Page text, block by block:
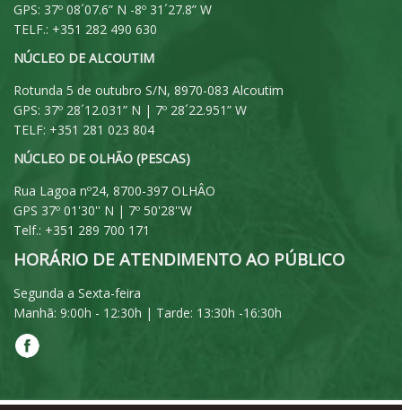
GPS: 37º 08´07.6” N -8º 31´27.8” W
TELF.: +351 282 490 630
NÚCLEO DE ALCOUTIM
Rotunda 5 de outubro S/N, 8970-083 Alcoutim
GPS: 37º 28´12.031” N | 7º 28´22.951” W
TELF: +351 281 023 804
NÚCLEO DE OLHÃO (PESCAS)
Rua Lagoa nº24, 8700-397 OLHÂO
GPS 37º 01'30'' N | 7º 50'28''W
Telf.: +351 289 700 171
HORÁRIO DE ATENDIMENTO AO PÚBLICO
Segunda a Sexta-feira
Manhã: 9:00h - 12:30h | Tarde: 13:30h -16:30h